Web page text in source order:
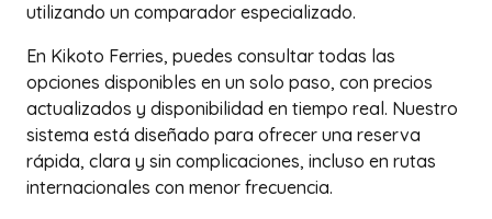
utilizando un comparador especializado.
En Kikoto Ferries, puedes consultar todas las
opciones disponibles en un solo paso, con precios
actualizados y disponibilidad en tiempo real. Nuestro
sistema está diseñado para ofrecer una reserva
rápida, clara y sin complicaciones, incluso en rutas
internacionales con menor frecuencia.